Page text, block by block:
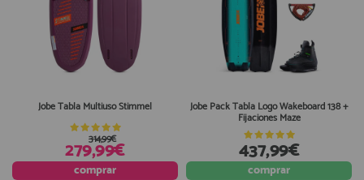
Jobe Tabla Multiuso Stimmel
279,99€
314,99€
comprar
Jobe Pack Tabla Logo Wakeboard 138 +
Fijaciones Maze
437,99€
comprar